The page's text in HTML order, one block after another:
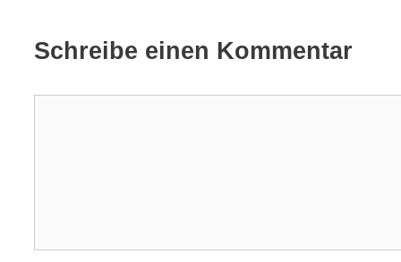
Schreibe einen Kommentar